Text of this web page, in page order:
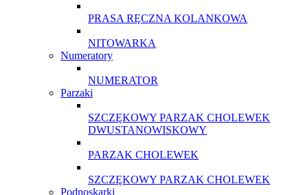
PRASA RĘCZNA KOLANKOWA
NITOWARKA
Numeratory
NUMERATOR
Parzaki
SZCZĘKOWY PARZAK CHOLEWEK
DWUSTANOWISKOWY
PARZAK CHOLEWEK
SZCZĘKOWY PARZAK CHOLEWEK
Podnoskarki